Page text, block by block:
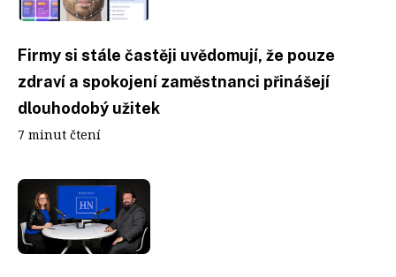
Firmy si stále častěji uvědomují, že pouze
zdraví a spokojení zaměstnanci přinášejí
dlouhodobý užitek
7 minut čtení